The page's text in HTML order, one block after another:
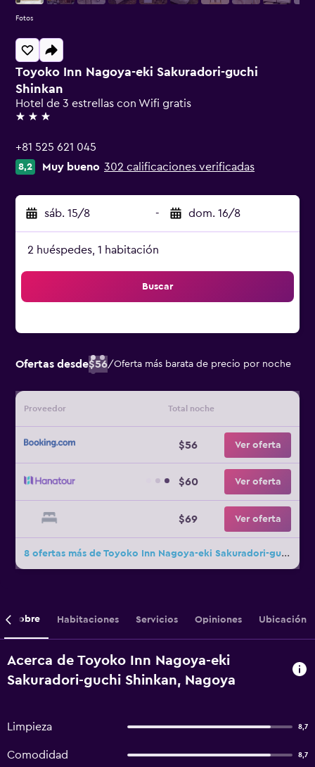
Toyoko Inn Nagoya-eki Sakuradori-guchi
Shinkan
Hotel de 3 estrellas con Wifi gratis
3 estrellas
+81 525 621 045
8,2 Muy bueno 302 calificaciones verificadas
sáb. 15/8 - dom. 16/8
2 huéspedes, 1 habitación
Buscar
Ofertas desde$56/Oferta más barata de precio por noche
Proveedor Total noche
$56 Ver oferta
$60 Ver oferta
$69 Ver oferta
8 ofertas más de Toyoko Inn Nagoya-eki Sakuradori-guchi Shinkan
Fotos
Sobre Habitaciones Servicios Opiniones Ubicación
Acerca de Toyoko Inn Nagoya-eki
Sakuradori-guchi Shinkan, Nagoya
Limpieza 8,7
Comodidad 8,7